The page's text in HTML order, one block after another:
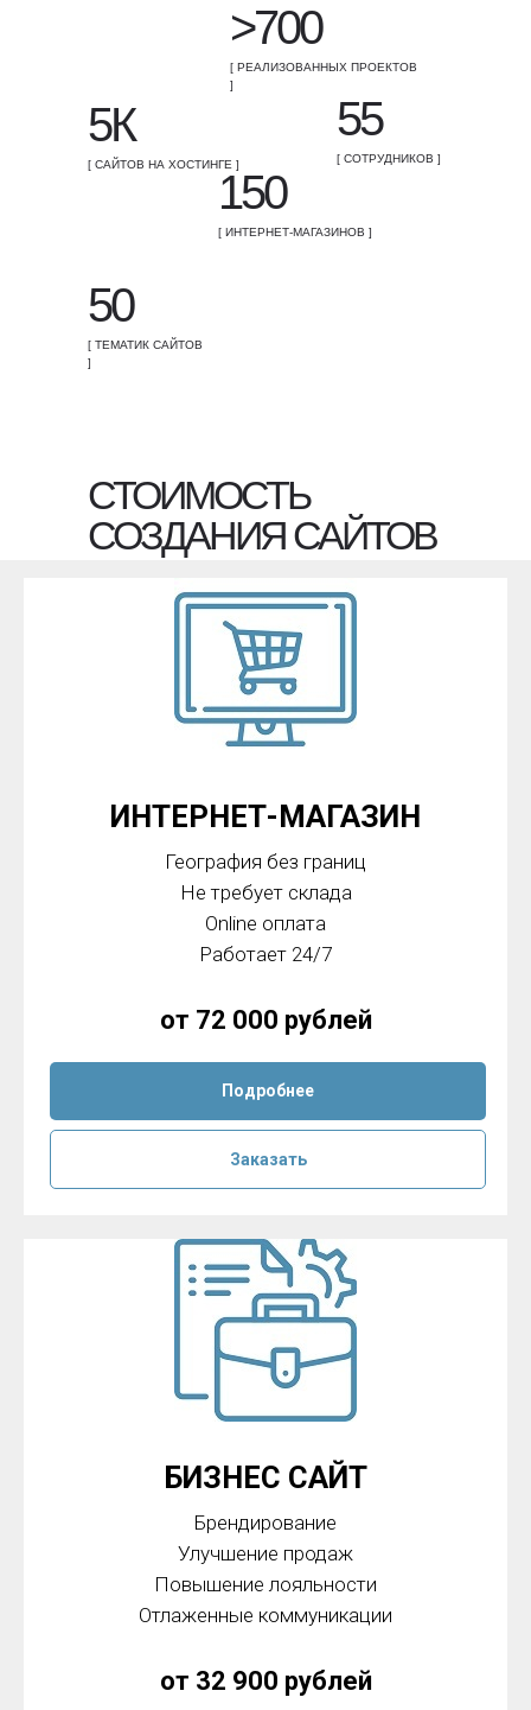
>700
[ РЕАЛИЗОВАННЫХ ПРОЕКТОВ
]
5К
[ САЙТОВ НА ХОСТИНГЕ ]
150
[ ИНТЕРНЕТ-МАГАЗИНОВ ]
55
[ СОТРУДНИКОВ ]
50
[ ТЕМАТИК САЙТОВ
]
СТОИМОСТЬ
СОЗДАНИЯ САЙТОВ
ИНТЕРНЕТ-МАГАЗИН
География без границ
Не требует склада
Online оплата
Работает 24/7
от 72 000 рублей
Подробнее
Заказать
БИЗНЕС САЙТ
Брендирование
Улучшение продаж
Повышение лояльности
Отлаженные коммуникации
от 32 900 рублей